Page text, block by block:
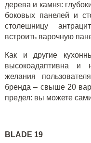
дерева и камня:
боковых панелей и
столешницу
встроить варочную
Как и другие
высокоадаптивна и
желания
бренда – свыше 20
предел: вы можете
BLADE 19